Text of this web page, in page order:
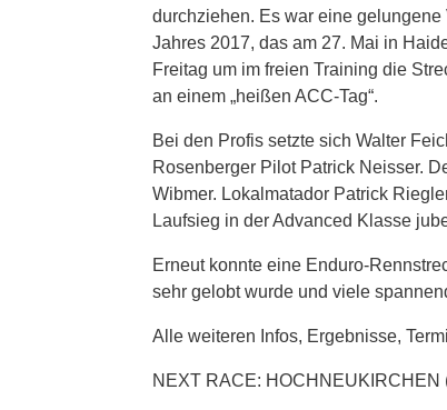
durchziehen. Es war eine
Jahres 2017, das am 27. Mai in
Freitag um im freien Training die
an einem „heißen ACC-Tag“.
Bei den Profis setzte sich Walter
Rosenberger Pilot Patrick Neisser.
Wibmer. Lokalmatador Patrick
Laufsieg in der Advanced Klasse
Erneut konnte eine Enduro-
sehr gelobt wurde und viele
Alle weiteren Infos, Ergebnisse,
NEXT RACE: HOCHNEUKIRCHEN